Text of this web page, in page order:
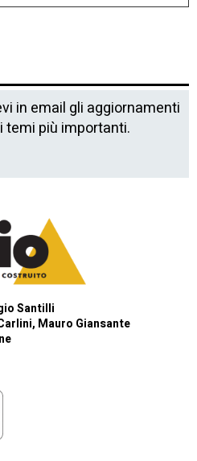
in email gli aggiornamenti
temi più importanti.
Santilli
Mauro Giansante